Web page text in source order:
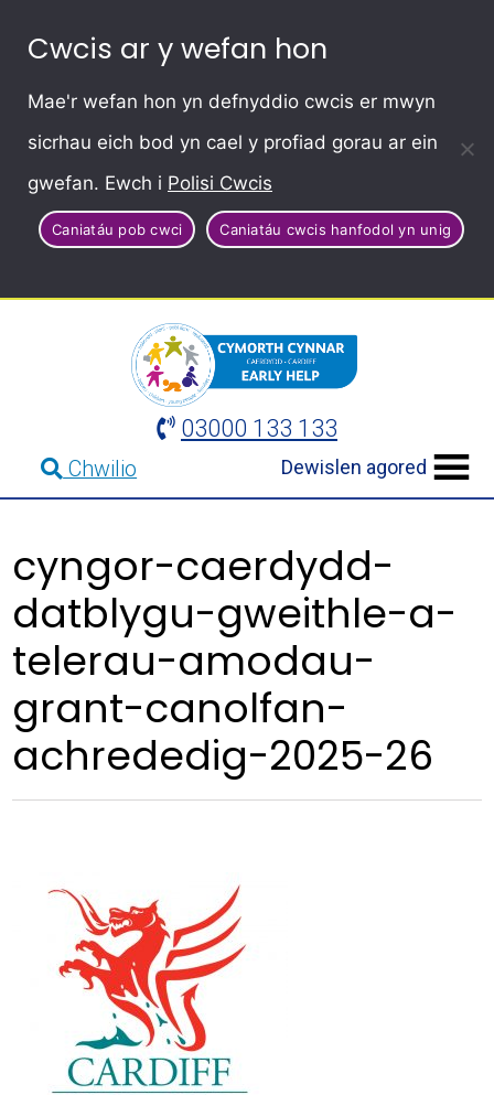
Cwcis ar y wefan hon
Mae'r wefan hon yn defnyddio cwcis er mwyn
sicrhau eich bod yn cael y profiad gorau ar ein
gwefan. Ewch i Polisi Cwcis
Caniatáu pob cwci Caniatáu cwcis hanfodol yn unig
03000 133 133
Chwilio Dewislen agored
cyngor-caerdydd-
datblygu-gweithle-a-
telerau-amodau-
grant-canolfan-
achrededig-2025-26